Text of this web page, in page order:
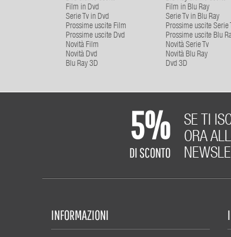
Film in Dvd
Film in Blu Ray
Serie Tv in Dvd
Serie Tv in Blu Ray
Prossime uscite Film
Prossime uscite Serie
Prossime uscite Dvd
Prossime uscite Blu
Novità Film
Novità Serie Tv
Novità Dvd
Novità Blu Ray
Blu Ray 3D
Dvd 3D
5%
DI SCONTO
SE TI
ORA
INFORMAZIONI